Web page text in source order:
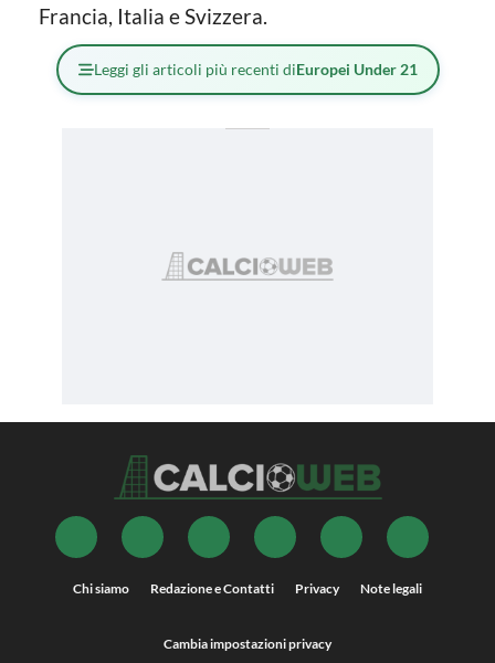
Francia, Italia e Svizzera.
Leggi gli articoli più recenti diEuropei Under 21
Chi siamo Redazione e Contatti Privacy Note legali
Cambia impostazioni privacy